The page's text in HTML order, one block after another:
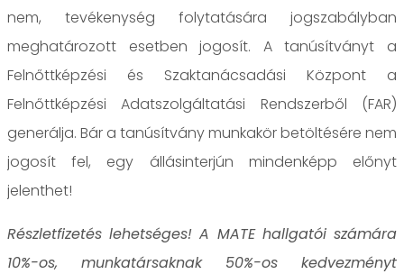
nem, tevékenység folytatására jogszabályban
meghatározott esetben jogosít. A tanúsítványt a
Felnőttképzési és Szaktanácsadási Központ a
Felnőttképzési Adatszolgáltatási Rendszerből (FAR)
generálja. Bár a tanúsítvány munkakör betöltésére nem
jogosít fel, egy állásinterjún mindenképp előnyt
jelenthet!
Részletfizetés lehetséges! A MATE hallgatói számára
10%-os, munkatársaknak 50%-os kedvezményt